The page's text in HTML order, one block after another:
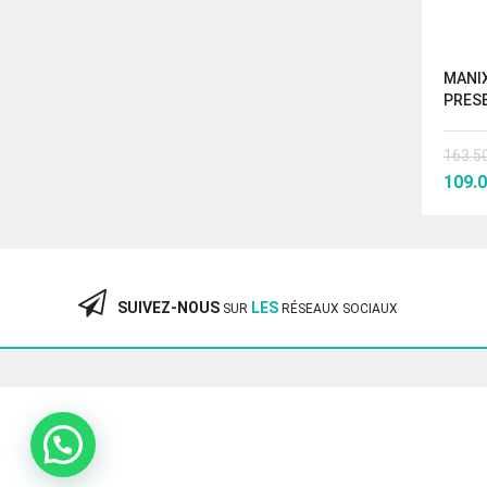
Le
SUIVEZ-NOUS SUR LES RÉSEAUX SOCIAUX